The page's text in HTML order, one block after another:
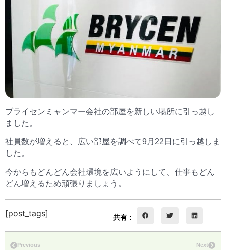
ブライセンミャンマー会社の部屋を新しい場所に引っ越し
ました。
社員数が増えると、広い部屋を調べて9月22日に引っ越しま
した。
今からもどんどん会社環境を広いようにして、仕事もどん
どん増えるため頑張りましょう。
[post_tags] 共有 :
Previous Next